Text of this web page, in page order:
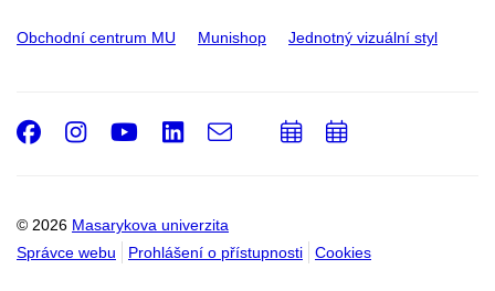
Obchodní centrum MU Munishop Jednotný vizuální styl
© 2026 Masarykova univerzita
Správce webu
Prohlášení o přístupnosti Cookies
Facebook
Instagram
Youtube
LinkedIn
e-
PřidatPřidat